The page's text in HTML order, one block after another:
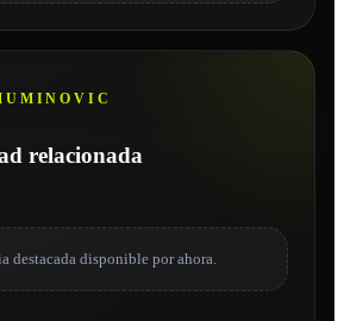
relacionada
destacada disponible por ahora.